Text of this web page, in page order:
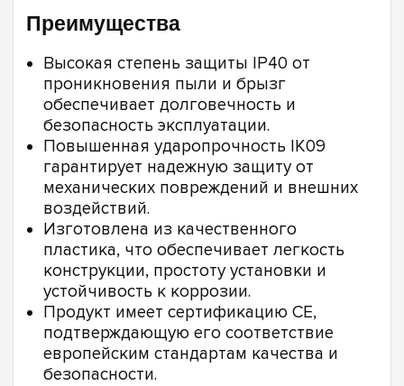
Преимущества
Высокая степень защиты IP40 от
проникновения пыли и брызг
обеспечивает долговечность и
безопасность эксплуатации.
Повышенная ударопрочность IK09
гарантирует надежную защиту от
механических повреждений и внешних
воздействий.
Изготовлена из качественного
пластика, что обеспечивает легкость
конструкции, простоту установки и
устойчивость к коррозии.
Продукт имеет сертификацию CE,
подтверждающую его соответствие
европейским стандартам качества и
безопасности.